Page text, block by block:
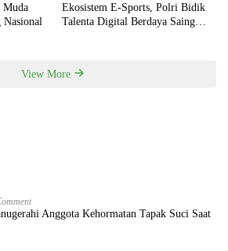
Muda
Nasional
Ekosistem E-Sports, Polri Bidik
Talenta Digital Berdaya Saing
View More
Anggota Kehormatan Tapak Suci Saat